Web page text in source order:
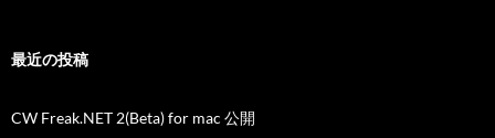
最近の投稿
CW Freak.NET 2(Beta) for mac 公開